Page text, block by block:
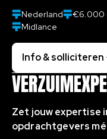
Nederland €6.000
Midlance
Info & solliciteren
Zet jouw expertise
opdrachtgevers